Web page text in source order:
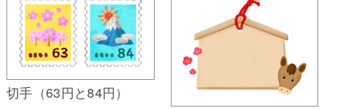
切手（63円と84円）